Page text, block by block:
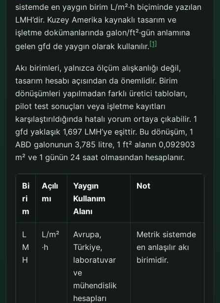
sistemde en yaygın birim L/m²·h biçiminde yazılan
LMH’dir. Kuzey Amerika kaynaklı tasarım ve
işletme dokümanlarında galon/ft²·gün anlamına
gelen gfd de yaygın olarak kullanılır.[1]
Akı birimleri, yalnızca ölçüm alışkanlığı değil,
tasarım hesabı açısından da önemlidir. Birim
dönüşümleri yapılmadan farklı üretici tabloları,
pilot test sonuçları veya işletme kayıtları
karşılaştırıldığında hatalı yorum ortaya çıkabilir. 1
gfd yaklaşık 1,697 LMH’ye eşittir. Bu dönüşüm, 1
ABD galonunun 3,785 litre, 1 ft² alanın 0,092903
m² ve 1 günün 24 saat olmasından hesaplanır.
Bi
ri
m
Açılı
mı
Yaygın
Kullanım
Alanı
Not
L
M
H
L/m²
·h
Avrupa,
Türkiye,
laboratuvar
ve
mühendislik
hesapları
Metrik sistemde
en anlaşılır akı
birimidir.